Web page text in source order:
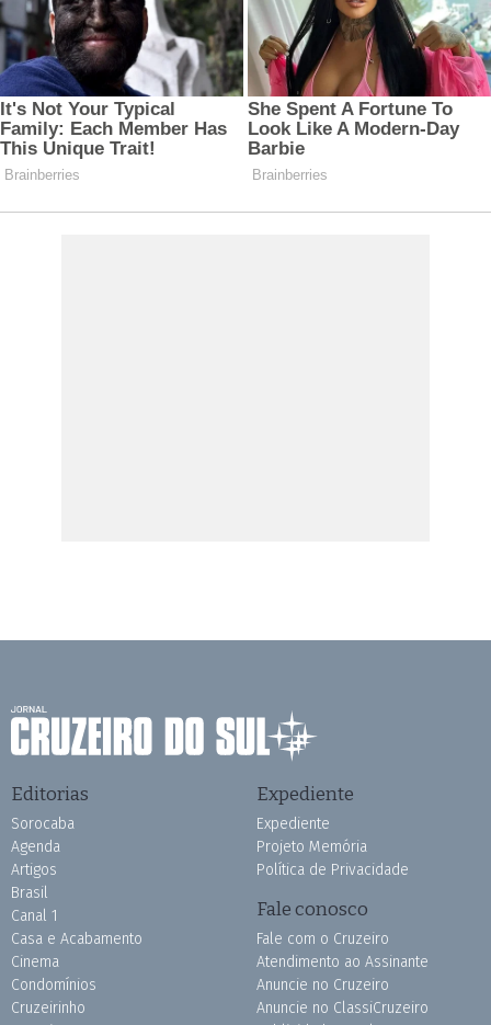
Editorias
Sorocaba
Agenda
Artigos
Brasil
Canal 1
Casa e Acabamento
Cinema
Condomínios
Cruzeirinho
Expediente
Expediente
Projeto Memória
Política de Privacidade
Fale conosco
Fale com o Cruzeiro
Atendimento ao Assinante
Anuncie no Cruzeiro
Anuncie no ClassiCruzeiro